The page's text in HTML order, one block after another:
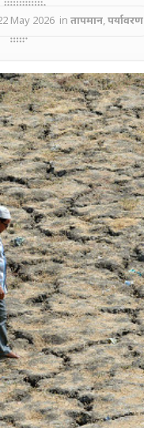
May 2026 in तापमान,पर्यावरण